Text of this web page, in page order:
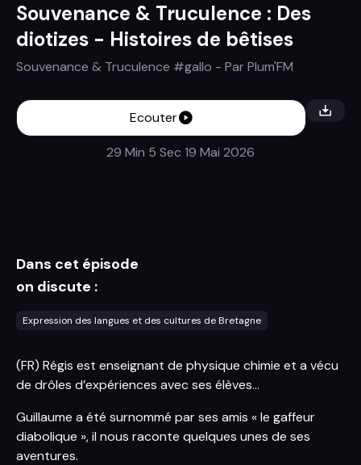
Souvenance & Truculence : Des
diotizes - Histoires de bêtises
Souvenance & Truculence #gallo - ParPlum'FM
Ecouter
29 Min 5 Sec 19 Mai 2026
Dans cet épisode
on discute :
Expression des langues et des cultures de Bretagne
(FR) Régis est enseignant de physique chimie et a vécu
de drôles d’expériences avec ses élèves…
Guillaume a été surnommé par ses amis « le gaffeur
diabolique », il nous raconte quelques unes de ses
aventures.